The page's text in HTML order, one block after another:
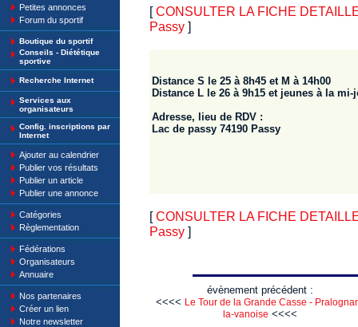
Petites annonces
Forum du sportif
Boutique du sportif
Conseils - Diététique
sportive
Recherche Internet
Services aux
organisateurs
Config. inscriptions par
Internet
Ajouter au calendrier
Publier vos résultats
Publier un article
Publier une annonce
Catégories
Règlementation
Fédérations
Organisateurs
Annuaire
Nos partenaires
Créer un lien
Notre newsletter
[CONSULTER LA FICHE
Passy ]
Distance S le 25 à 8h45 et M à 14h00
Distance L le 26 à 9h15 et jeunes à la mi-
Adresse, lieu de RDV :
Lac de passy 74190 Passy
[CONSULTER LA FICHE
Passy ]
évènement précédent :
<<<< Le Tour de la Grande Casse -
la-vanoise <<<<